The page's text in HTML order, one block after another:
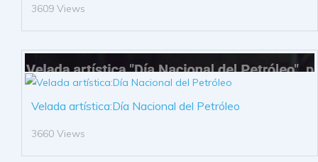
3609 Views
Velada artística:Día Nacional del Petróleo
3660 Views